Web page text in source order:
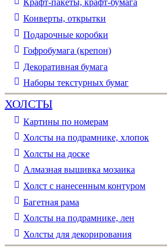
Крафт-пакеты, крафт-бумага
Конверты, открытки
Подарочные коробки
Гофробумага (крепон)
Декоративная бумага
Наборы текстурных бумаг
ХОЛСТЫ
Картины по номерам
Холсты на подрамнике, хлопок
Холсты на доске
Алмазная вышивка мозаика
Холст с нанесенным контуром
Багетная рама
Холсты на подрамнике, лен
Холсты для декорирования